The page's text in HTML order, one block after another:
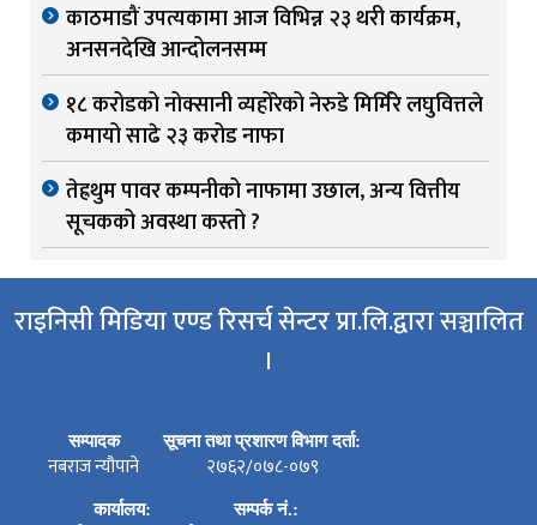
काठमाडौं उपत्यकामा आज विभिन्न २३ थरी कार्यक्रम,
अनसनदेखि आन्दोलनसम्म
१८ करोडको नोक्सानी व्यहोरेको नेरुडे मिर्मिरे लघुवित्तले
कमायो साढे २३ करोड नाफा
तेह्रथुम पावर कम्पनीको नाफामा उछाल, अन्य वित्तीय
सूचकको अवस्था कस्तो ?
राइनिसी मिडिया एण्ड रिसर्च सेन्टर प्रा.लि.द्वारा सञ्चालित
।
सम्पादक
नबराज न्यौपाने
सूचना तथा प्रशारण विभाग दर्ता:
२७६२/०७८-०७९
कार्यालय: सम्पर्क नं.: